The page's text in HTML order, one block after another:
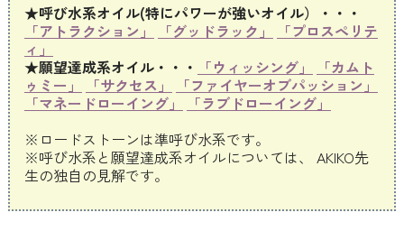
★呼び水系オイル(特にパワーが強いオイル）・・・
「アトラクション」
「グッドラック」
「プロスペリテ
ィ」
★願望達成系オイル・・・
「ウィッシング」
「カムト
ゥミー」
「サクセス」
「ファイヤーオブパッション」
「マネードローイング」
「ラブドローイング」
※ロードストーンは準呼び水系です。
※呼び水系と願望達成系オイルについては、 AKIKO先
生の独自の見解です。